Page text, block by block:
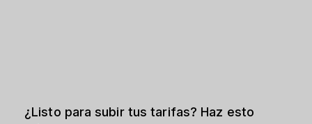
¿Listo para subir tus tarifas? Haz esto